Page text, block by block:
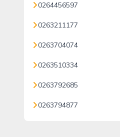
0264456597
0263211177
0263704074
0263510334
0263792685
0263794877